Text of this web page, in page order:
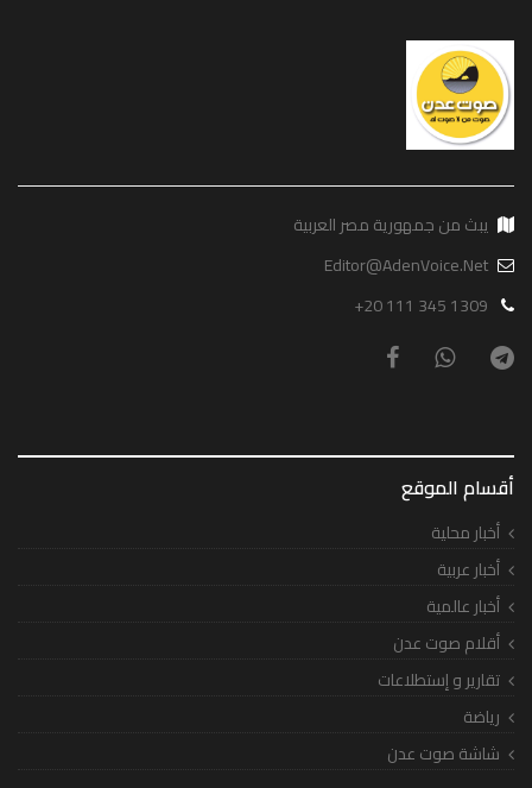
يبث من جمهورية مصر العربية
Editor@AdenVoice.Net
+20 111 345 1309
أقسام الموقع
أخبار محلية
أخبار عربية
أخبار عالمية
أقلام صوت عدن
تقارير و إستطلاعات
رياضة
شاشة صوت عدن